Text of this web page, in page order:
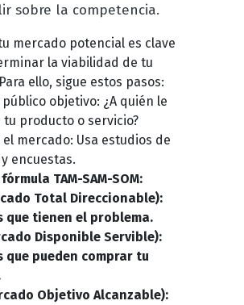
sobre la competencia.
mercado potencial es clave
la viabilidad de tu
ello, sigue estos pasos:
objetivo: ¿A quién le
tu producto o servicio?
mercado: Usa estudios de
encuestas.
TAM-SAM-SOM:
Total Direccionable):
que tienen el problema.
Disponible Servible):
que pueden comprar tu
Objetivo Alcanzable):